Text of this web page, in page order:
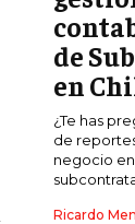
LOGÍSTICA
CALIDAD Y
TALENTOS
RECURSOS
TALENTO
de
en
¿Te has
de
negocio
Ricardo